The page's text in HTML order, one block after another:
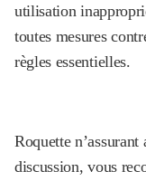
utilisation
toutes mesures
règles essentielles.
Roquette
discussion, vous